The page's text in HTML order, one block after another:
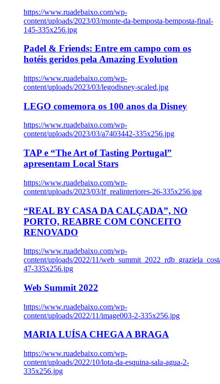
https://www.ruadebaixo.com/wp-
content/uploads/2023/03/monte-da-bemposta-bemposta-final-
145-335x256.jpg
Padel & Friends: Entre em campo com os
hotéis geridos pela Amazing Evolution
https://www.ruadebaixo.com/wp-
content/uploads/2023/03/legodisney-scaled.jpg
LEGO comemora os 100 anos da Disney
https://www.ruadebaixo.com/wp-
content/uploads/2023/03/a7403442-335x256.jpg
TAP e “The Art of Tasting Portugal”
apresentam Local Stars
https://www.ruadebaixo.com/wp-
content/uploads/2023/03/lf_realinteriores-26-335x256.jpg
“REAL BY CASA DA CALÇADA”, NO
PORTO, REABRE COM CONCEITO
RENOVADO
https://www.ruadebaixo.com/wp-
content/uploads/2022/11/
47-335x256.jpg
Web Summit 2022
https://www.ruadebaixo.com/wp-
content/uploads/2022/11/image003-2-335x256.jpg
MARIA LUÍSA CHEGA A BRAGA
https://www.ruadebaixo.com/wp-
content/uploads/2022/10/lota-da-esquina-sala-agua-2-
335x256.jpg